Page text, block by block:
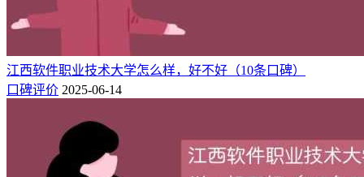
师资力量不错，但教学质量不是很好，硬件有待提高
口碑10：
优点：锻炼自我 培养自己的各种爱好和兴趣 能过更快的接触
较昂贵，比同学校的要贵一些。
以上只是部分网友的评价，对于保定理工学院怎么样好不好，
江西软件职业技术大学怎么样，好不好（10条口碑）
口碑评价 2025-06-14